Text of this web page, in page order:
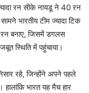
रन सीके नायडू ने 40 रन
भारतीय टीम ज्यादा टिक
बनाए, जिसमें डगलस
स्थिति में पहुंचाया।
रहे, जिन्होंने अपने पहले
भारत यह मैच हार